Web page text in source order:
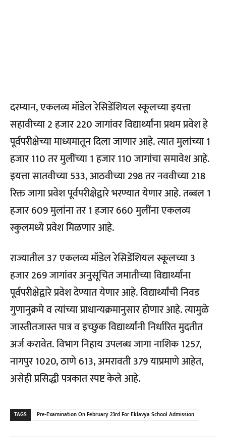
दरम्यान, एकलव्य मॉडेल रेसिडेंशियल स्कूलच्या इयत्ता
सहावीच्या 2 हजार 220 जागांवर विद्यार्थ्यांना प्रथम प्रवेश हे
पूर्वपरीक्षेच्या माध्यमातून दिला जाणार आहे. त्यात मुलांच्या 1
हजार 110 तर मुलींच्या 1 हजार 110 जागांचा समावेश आहे.
इयत्ता सातवीच्या 533, आठवीच्या 298 तर नववीच्या 218
रिक्त जागा प्रवेश पूर्वपरीक्षेद्वारे भरण्यात येणार आहे. तब्बल 1
हजार 609 मुलांना तर 1 हजार 660 मुलींना एकलव्य
स्कुलमध्ये प्रवेश मिळणार आहे.
राज्यातील 37 एकलव्य मॉडेल रेसिडेंशियल स्कूलच्या 3
हजार 269 जागांवर अनुसूचित जमातीच्या विद्यार्थ्यांना
पूर्वपरीक्षेद्वारे प्रवेश देण्यात येणार आहे. विद्यार्थ्यांची निवड
गुणानुक्रमे व त्यांच्या प्राधान्यक्रमानुसार होणार आहे. त्यामुळे
जास्तीतजास्त पात्र व इच्छुक विद्यार्थ्यांनी निर्धारित मुदतीत
अर्ज करावेत. विभाग निहाय उपलब्ध जागा नाशिक 1257,
नागपुर 1020, ठाणे 613, अमरावती 379 याप्रमाणे आहेत,
असेही प्रसिद्धी पत्रकात स्पष्ट केले आहे.
TAGS Pre-Examination On February 23rd For Eklavya School Admission